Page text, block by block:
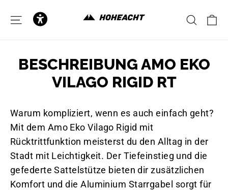
contentSITE NAVIGATION
BESCHREIBUNG AMO EKO
VILAGO RIGID RT
Warum kompliziert, wenn es auch einfach geht?
Mit dem Amo Eko Vilago Rigid mit
Rücktrittfunktion meisterst du den Alltag in der
Stadt mit Leichtigkeit. Der Tiefeinstieg und die
gefederte Sattelstütze bieten dir zusätzlichen
Komfort und die Aluminium Starrgabel sorgt für